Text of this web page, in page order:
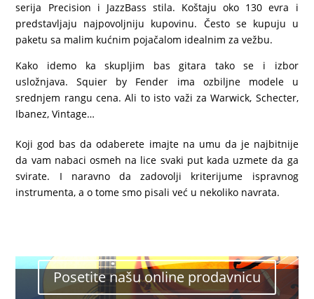
serija Precision i JazzBass stila. Koštaju oko 130 evra i
predstavljaju najpovoljniju kupovinu. Često se kupuju u
paketu sa malim kućnim pojačalom idealnim za vežbu.
Kako idemo ka skupljim bas gitara tako se i izbor
usložnjava. Squier by Fender ima ozbiljne modele u
srednjem rangu cena. Ali to isto važi za Warwick, Schecter,
Ibanez, Vintage…
Koji god bas da odaberete imajte na umu da je najbitnije
da vam nabaci osmeh na lice svaki put kada uzmete da ga
svirate. I naravno da zadovolji kriterijume ispravnog
instrumenta, a o tome smo pisali već u nekoliko navrata.
Posetite našu online prodavnicu